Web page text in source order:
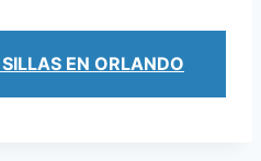
EN ORLANDO